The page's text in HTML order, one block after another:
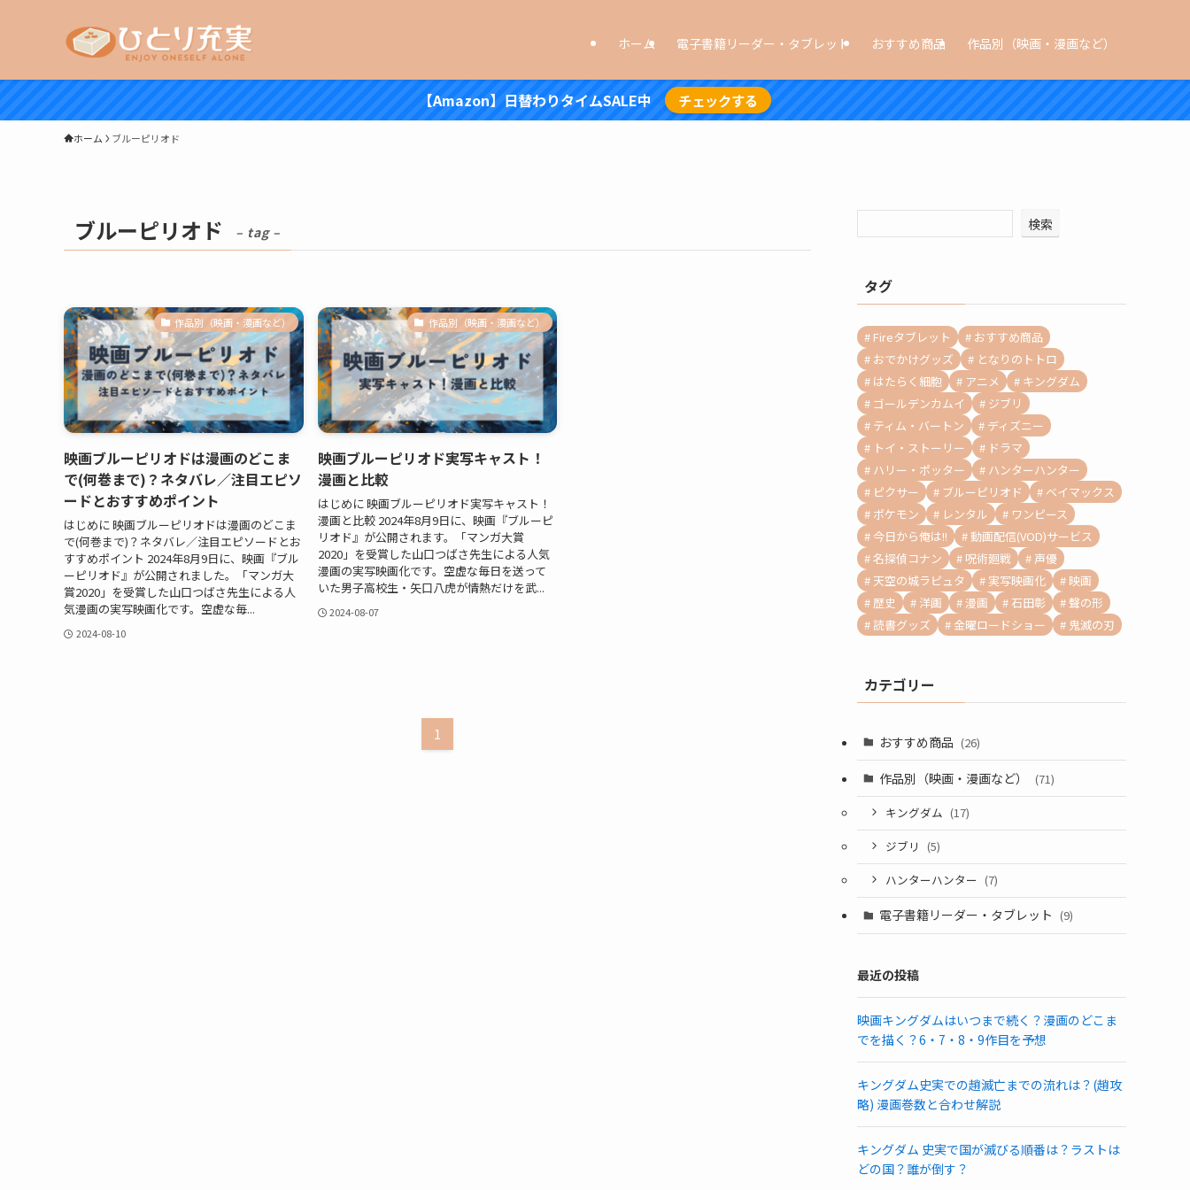
ホーム 電子書籍リーダー・タブレット おすすめ商品 作品別（映画・漫画など）
【Amazon】日替わりタイムSALE中 チェックする
ホーム ブルーピリオド
ブルーピリオド – tag –
作品別（映画・漫画など）
映画ブルーピリオドは漫画のどこま
で(何巻まで)？ネタバレ／注目エピソ
ードとおすすめポイント
はじめに 映画ブルーピリオドは漫画のどこま
で(何巻まで)？ネタバレ／注目エピソードとお
すすめポイント 2024年8月9日に、映画『ブル
ーピリオド』が公開されました。「マンガ大
賞2020」を受賞した山口つばさ先生による人
気漫画の実写映画化です。空虚な毎...
2024-08-10
作品別（映画・漫画など）
映画ブルーピリオド実写キャスト！
漫画と比較
はじめに 映画ブルーピリオド実写キャスト！
漫画と比較 2024年8月9日に、映画『ブルーピ
リオド』が公開されます。「マンガ大賞
2020」を受賞した山口つばさ先生による人気
漫画の実写映画化です。空虚な毎日を送って
いた男子高校生・矢口八虎が情熱だけを武...
2024-08-07
1
検索
タグ
Fireタブレット
おすすめ商品
おでかけグッズ
となりのトトロ
はたらく細胞
アニメ
キングダム
ゴールデンカムイ
ジブリ
ティム・バートン
ディズニー
トイ・ストーリー
ドラマ
ハリー・ポッター
ハンターハンター
ピクサー
ブルーピリオド
ベイマックス
ポケモン
レンタル
ワンピース
今日から俺は!!
動画配信(VOD)サービス
名探偵コナン
呪術廻戦
声優
天空の城ラピュタ
実写映画化
映画
歴史
洋画 漫画 石田彰
聲の形
読書グッズ
金曜ロードショー 鬼滅の刃
カテゴリー
おすすめ商品 (26)
作品別（映画・漫画など） (71)
キングダム (17)
ジブリ (5)
ハンターハンター (7)
電子書籍リーダー・タブレット (9)
最近の投稿
映画キングダムはいつまで続く？漫画のどこま
でを描く？6・7・8・9作目を予想
キングダム史実での趙滅亡までの流れは？(趙攻
略) 漫画巻数と合わせ解説
キングダム 史実で国が滅びる順番は？ラストは
どの国？誰が倒す？